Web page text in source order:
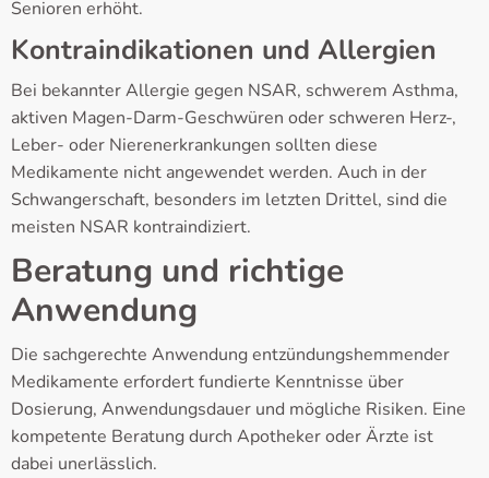
Senioren erhöht.
Kontraindikationen und Allergien
Bei bekannter Allergie gegen NSAR, schwerem Asthma,
aktiven Magen-Darm-Geschwüren oder schweren Herz-,
Leber- oder Nierenerkrankungen sollten diese
Medikamente nicht angewendet werden. Auch in der
Schwangerschaft, besonders im letzten Drittel, sind die
meisten NSAR kontraindiziert.
Beratung und richtige
Anwendung
Die sachgerechte Anwendung entzündungshemmender
Medikamente erfordert fundierte Kenntnisse über
Dosierung, Anwendungsdauer und mögliche Risiken. Eine
kompetente Beratung durch Apotheker oder Ärzte ist
dabei unerlässlich.